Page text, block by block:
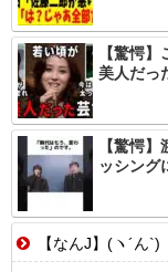
【驚愕
美人だっ
【驚愕
ッシング
【なんJ】(ヽ´ん`)